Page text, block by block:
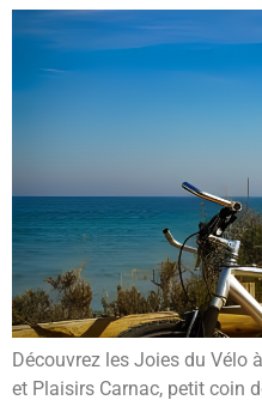
Découvrez les Joies du Vélo
et Plaisirs Carnac, petit coin